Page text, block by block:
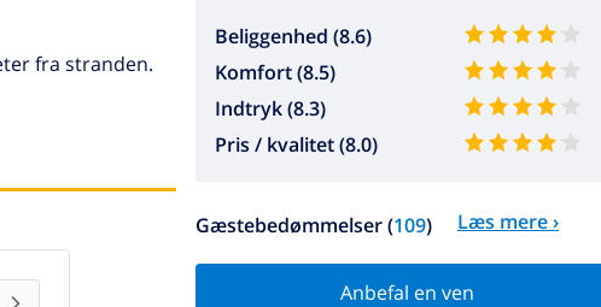
Beliggenhed (8.6)
Komfort (8.5)
Indtryk (8.3)
Pris / kvalitet (8.0)
Gæstebedømmelser (109) Læs mere ›
Anbefal en ven
fra stranden.